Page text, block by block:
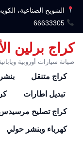
الشويخ الصناعية،
66633305
كراج برلين
صيانة سيارات أوروبية
كراج متنقل
تبديل اطارات
كراج تصليح
كهرباء وبنشر حولي